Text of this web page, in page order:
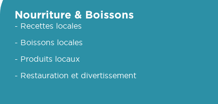
Nourriture & Boissons
- Recettes locales
- Boissons locales
- Produits locaux
- Restauration et divertissement